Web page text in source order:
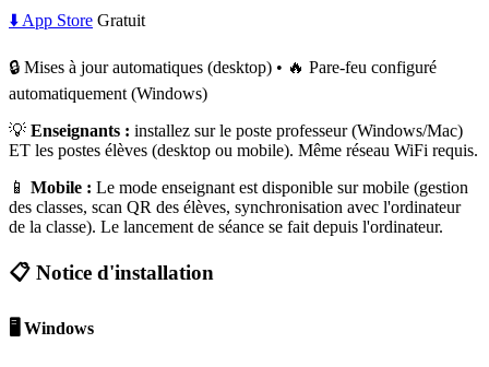
⬇️ App Store Gratuit
🔒 Mises à jour automatiques (desktop) • 🔥 Pare-feu configuré
automatiquement (Windows)
💡 Enseignants : installez sur le poste professeur (Windows/Mac)
ET les postes élèves (desktop ou mobile). Même réseau WiFi requis.
📱 Mobile : Le mode enseignant est disponible sur mobile (gestion
des classes, scan QR des élèves, synchronisation avec l'ordinateur
de la classe). Le lancement de séance se fait depuis l'ordinateur.
📋 Notice d'installation
🖥️ Windows